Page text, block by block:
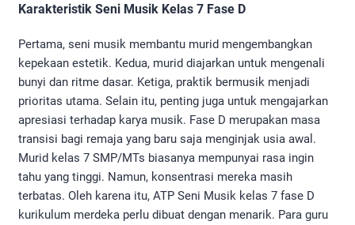
Karakteristik Seni Musik Kelas 7 Fase D
Pertama, seni musik membantu murid mengembangkan
kepekaan estetik. Kedua, murid diajarkan untuk mengenali
bunyi dan ritme dasar. Ketiga, praktik bermusik menjadi
prioritas utama. Selain itu, penting juga untuk mengajarkan
apresiasi terhadap karya musik. Fase D merupakan masa
transisi bagi remaja yang baru saja menginjak usia awal.
Murid kelas 7 SMP/MTs biasanya mempunyai rasa ingin
tahu yang tinggi. Namun, konsentrasi mereka masih
terbatas. Oleh karena itu, ATP Seni Musik kelas 7 fase D
kurikulum merdeka perlu dibuat dengan menarik. Para guru